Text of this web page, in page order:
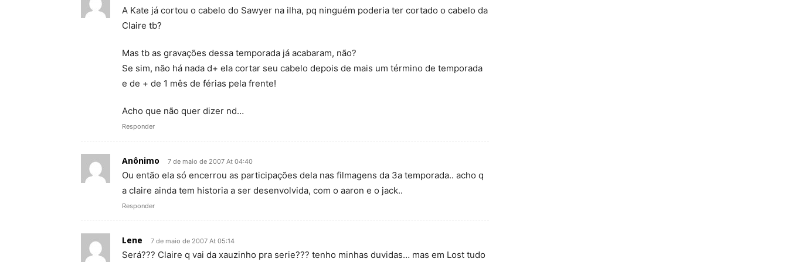
A Kate já cortou o cabelo do Sawyer na ilha, pq ninguém poderia ter cortado o cabelo da
Claire tb?
Mas tb as gravações dessa temporada já acabaram, não?
Se sim, não há nada d+ ela cortar seu cabelo depois de mais um término de temporada
e de + de 1 mês de férias pela frente!
Acho que não quer dizer nd…
Responder
Anônimo 7 de maio de 2007 At 04:40
Ou então ela só encerrou as participações dela nas filmagens da 3a temporada.. acho q
a claire ainda tem historia a ser desenvolvida, com o aaron e o jack..
Responder
Lene 7 de maio de 2007 At 05:14
Será??? Claire q vai da xauzinho pra serie??? tenho minhas duvidas… mas em Lost tudo